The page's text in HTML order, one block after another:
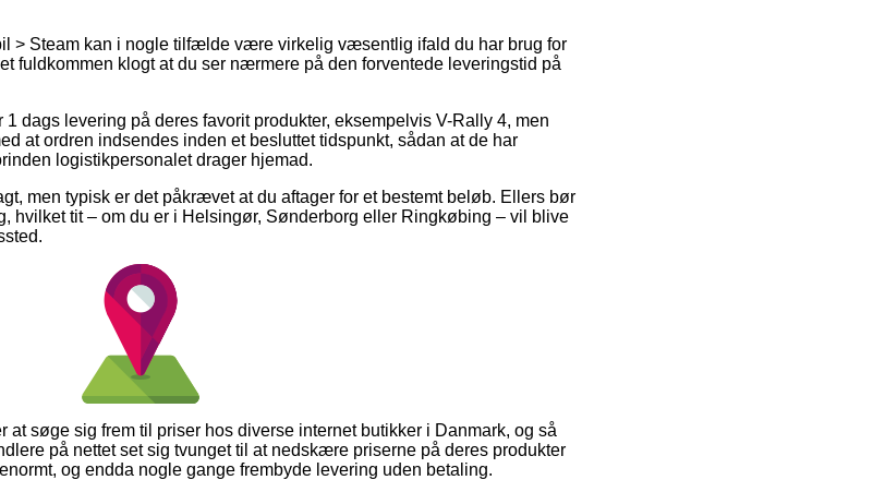
> Steam kan i nogle tilfælde være virkelig væsentlig ifald du har brug for
fuldkommen klogt at du ser nærmere på den forventede leveringstid på
dags levering på deres favorit produkter, eksempelvis V-Rally 4, men
at ordren indsendes inden et besluttet tidspunkt, sådan at de har
logistikpersonalet drager hjemad.
men typisk er det påkrævet at du aftager for et bestemt beløb. Ellers bør
hvilket tit – om du er i Helsingør, Sønderborg eller Ringkøbing – vil blive
at søge sig frem til priser hos diverse internet butikker i Danmark, og så
på nettet set sig tvunget til at nedskære priserne på deres produkter
og endda nogle gange frembyde levering uden betaling.